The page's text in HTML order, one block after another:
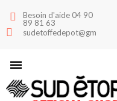
Besoin d'aide 04 90
89 81 63
sudetoffedepot@gmail.com